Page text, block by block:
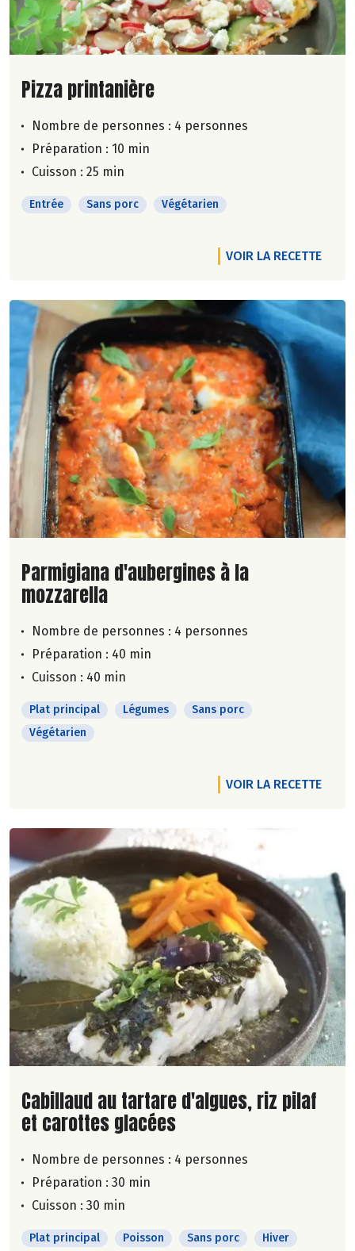
Lire la suite de la recette
Pizza printanière
Nombre de personnes : 4 personnes
Préparation : 10 min
Cuisson : 25 min
Entrée Sans porc Végétarien
VOIR LA RECETTE
Lire la suite de la recette
Parmigiana d'aubergines à la
mozzarella
Nombre de personnes : 4 personnes
Préparation : 40 min
Cuisson : 40 min
Plat principal Légumes
Sans porc
Végétarien
VOIR LA RECETTE
Lire la suite de la recette
Cabillaud au tartare d'algues, riz pilaf
et carottes glacées
Nombre de personnes : 4 personnes
Préparation : 30 min
Cuisson : 30 min
Plat principal Poisson Sans porc Hiver